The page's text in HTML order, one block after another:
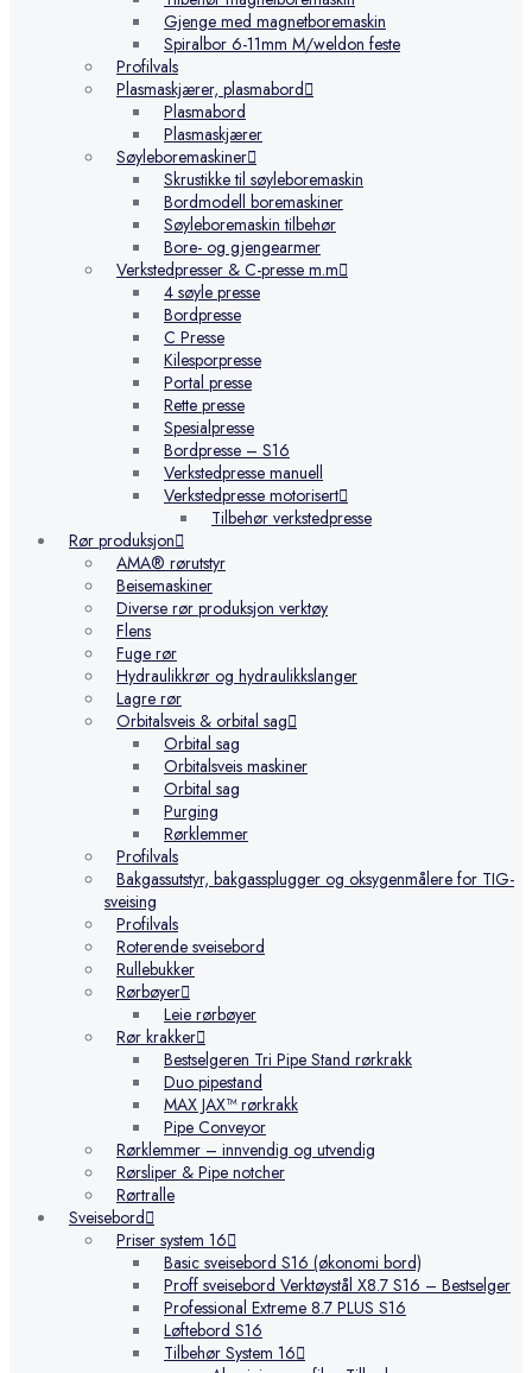
Gjenge med magnetboremaskin
Spiralbor 6-11mm M/weldon feste
Profilvals
Plasmaskjærer, plasmabord
Plasmabord
Plasmaskjærer
Søyleboremaskiner
Skrustikke til søyleboremaskin
Bordmodell boremaskiner
Søyleboremaskin tilbehør
Bore- og gjengearmer
Verkstedpresser & C-presse m.m
4 søyle presse
Bordpresse
C Presse
Kilesporpresse
Portal presse
Rette presse
Spesialpresse
Bordpresse – S16
Verkstedpresse manuell
Verkstedpresse motorisert
Tilbehør verkstedpresse
Rør produksjon
AMA® rørutstyr
Beisemaskiner
Diverse rør produksjon verktøy
Flens
Fuge rør
Hydraulikkrør og hydraulikkslanger
Lagre rør
Orbitalsveis & orbital sag
Orbital sag
Orbitalsveis maskiner
Orbital sag
Purging
Rørklemmer
Profilvals
Bakgassutstyr, bakgassplugger og oksygenmålere for TIG-
sveising
Profilvals
Roterende sveisebord
Rullebukker
Rørbøyer
Leie rørbøyer
Rør krakker
Bestselgeren Tri Pipe Stand rørkrakk
Duo pipestand
MAX JAX™ rørkrakk
Pipe Conveyor
Rørklemmer – innvendig og utvendig
Rørsliper & Pipe notcher
Rørtralle
Sveisebord
Priser system 16
Basic sveisebord S16 (økonomi bord)
Proff sveisebord Verktøystål X8.7 S16 – Bestselger
Professional Extreme 8.7 PLUS S16
Løftebord S16
Tilbehør System 16